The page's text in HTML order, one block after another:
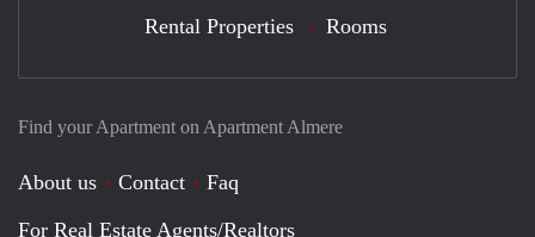
Find your Apartment on Apartment Almere
About us Contact
Faq
For Real Estate Agents/Realtors
Rental Properties Rooms